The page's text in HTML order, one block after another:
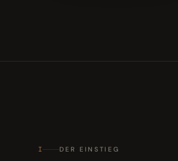
I DER EINSTIEG